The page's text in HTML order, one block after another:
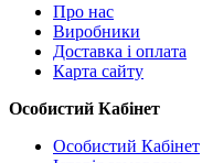
Про нас
Виробники
Доставка і оплата
Карта сайту
Особистий Кабінет
Особистий Кабінет